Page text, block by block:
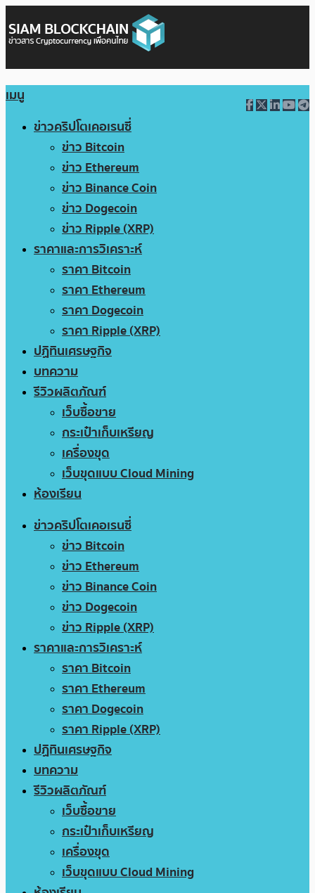
เมนู
ข่าวคริปโตเคอเรนซี่
ข่าว Bitcoin
ข่าว Ethereum
ข่าว Binance Coin
ข่าว Dogecoin
ข่าว Ripple (XRP)
ราคาและการวิเคราะห์
ราคา Bitcoin
ราคา Ethereum
ราคา Dogecoin
ราคา Ripple (XRP)
ปฏิทินเศรษฐกิจ
บทความ
รีวิวผลิตภัณฑ์
เว็บซื้อขาย
กระเป๋าเก็บเหรียญ
เครื่องขุด
เว็บขุดแบบ Cloud Mining
ห้องเรียน
ข่าวคริปโตเคอเรนซี่
ข่าว Bitcoin
ข่าว Ethereum
ข่าว Binance Coin
ข่าว Dogecoin
ข่าว Ripple (XRP)
ราคาและการวิเคราะห์
ราคา Bitcoin
ราคา Ethereum
ราคา Dogecoin
ราคา Ripple (XRP)
ปฏิทินเศรษฐกิจ
บทความ
รีวิวผลิตภัณฑ์
เว็บซื้อขาย
กระเป๋าเก็บเหรียญ
เครื่องขุด
เว็บขุดแบบ Cloud Mining